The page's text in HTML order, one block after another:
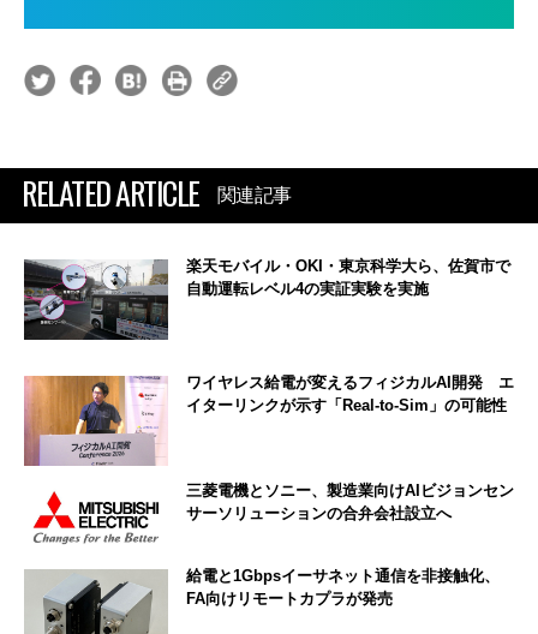
RELATED ARTICLE 関連記事
楽天モバイル・OKI・東京科学大ら、佐賀市で
自動運転レベル4の実証実験を実施
ワイヤレス給電が変えるフィジカルAI開発 エ
イターリンクが示す「Real-to-Sim」の可能性
三菱電機とソニー、製造業向けAIビジョンセン
サーソリューションの合弁会社設立へ
給電と1Gbpsイーサネット通信を非接触化、
FA向けリモートカプラが発売